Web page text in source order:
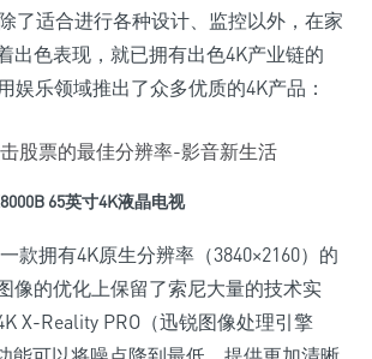
了适合进行各种设计、监控以外，在家
出色表现，就已拥有出色4K产业链的
娱乐领域推出了众多优质的4K产品：
65英寸4K液晶电视
款拥有4K原生分辨率（3840×2160）的
像的优化上保留了索尼大量的技术实
X-Reality PRO（迅锐图像处理引擎